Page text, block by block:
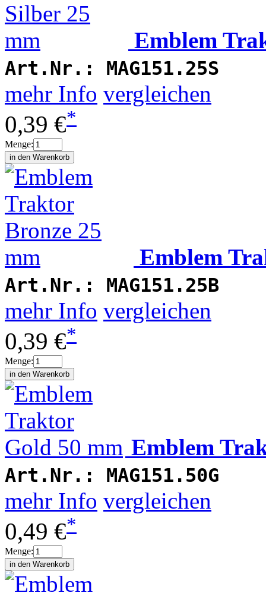
Emblem
Art.Nr.: MAG151.25S
mehr Info vergleichen
0,39 €*
Menge:
Emblem
Art.Nr.: MAG151.25B
mehr Info vergleichen
0,39 €*
Menge:
Emblem
Art.Nr.: MAG151.50G
mehr Info vergleichen
0,49 €*
Menge: